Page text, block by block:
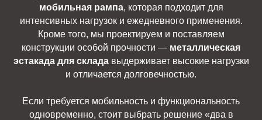
мобильная рампа, которая подходит для
интенсивных нагрузок и ежедневного применения.
Кроме того, мы проектируем и поставляем
конструкции особой прочности — металлическая
эстакада для складавыдерживает высокие нагрузки
и отличается долговечностью.
Если требуется мобильность и функциональность
одновременно, стоит выбрать решение «два в